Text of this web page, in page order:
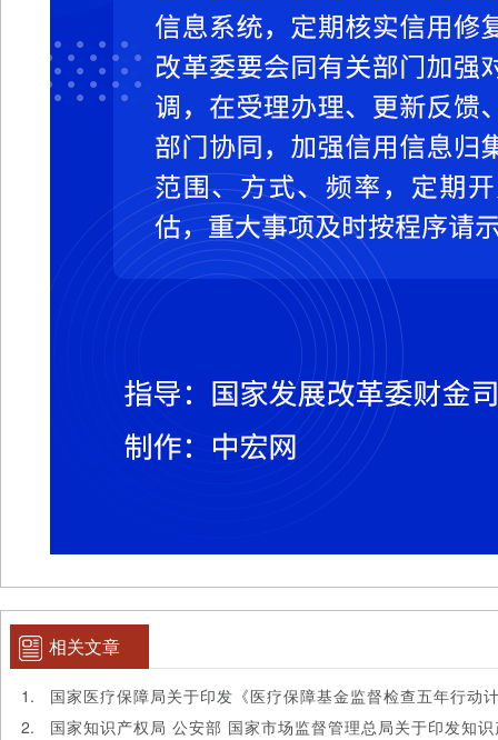
相关文章